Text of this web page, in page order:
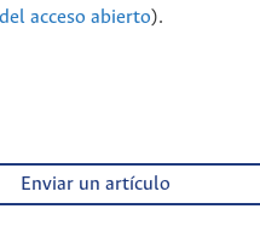
acceso abierto).
Enviar un artículo